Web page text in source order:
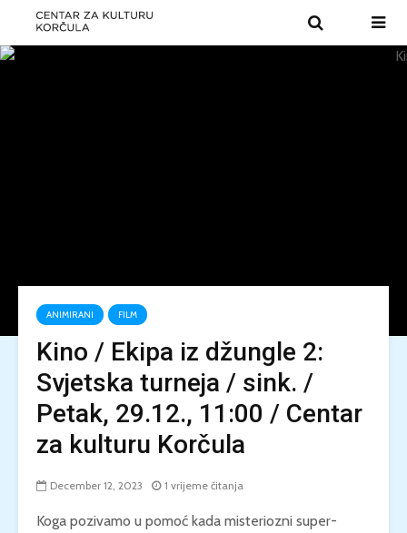
ANIMIRANI FILM
Kino / Ekipa iz džungle 2:
Svjetska turneja / sink. /
Petak, 29.12., 11:00 / Centar
za kulturu Korčula
December 12, 2023 1 vrijeme čitanja
Koga pozivamo u pomoć kada misteriozni super-